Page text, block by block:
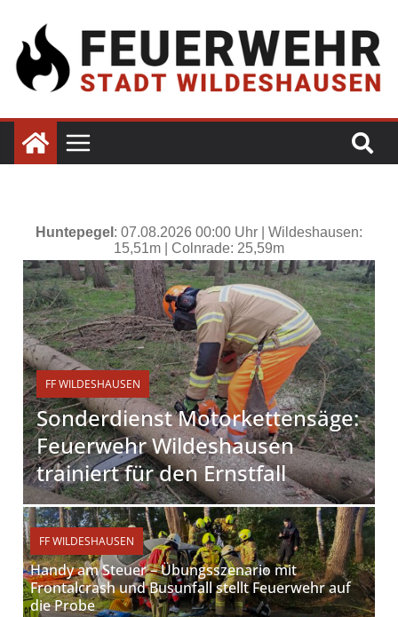
FF WILDESHAUSEN
Sonderdienst Motorkettensäge:
Feuerwehr Wildeshausen
trainiert für den Ernstfall
FF WILDESHAUSEN
Handy am Steuer – Übungsszenario mit
Frontalcrash und Busunfall stellt Feuerwehr auf
die Probe